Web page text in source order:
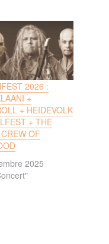
2026 :
+
+ HEIDEVOLK
+ THE
OF
2025